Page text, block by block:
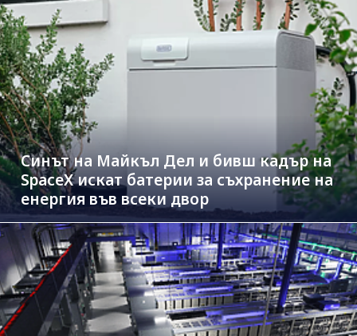
Синът на Майкъл Дeл и бивш кадър на
SpaceX искат батерии за съхранение на
енергия във всеки двор